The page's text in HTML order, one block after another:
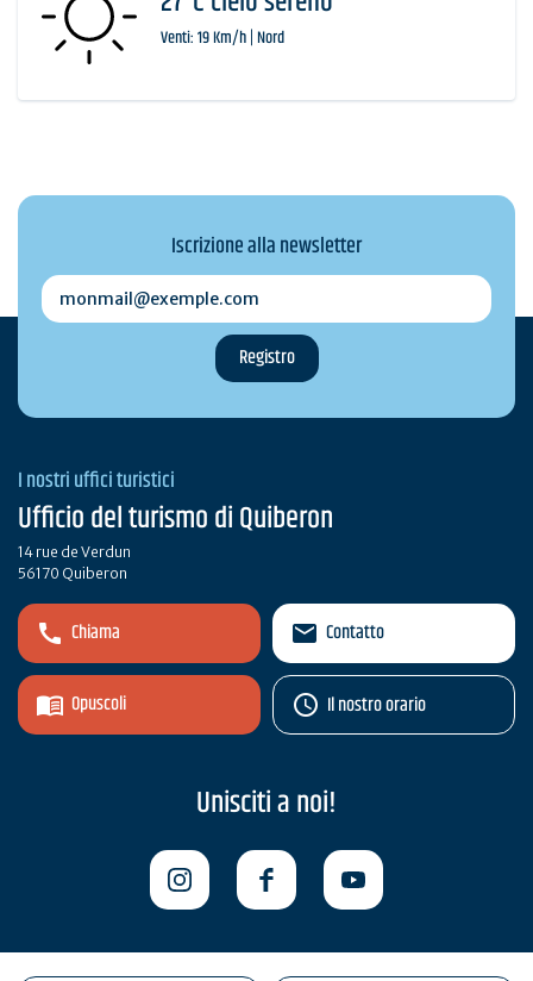
Venti: 19 Km/h | Nord
Iscrizione alla newsletter
monmail@exemple.com
I nostri uffici turistici
Ufficio del turismo di Quiberon
14 rue de Verdun
56170 Quiberon
Chiama
Opuscoli
Contatto
Il nostro orario
Unisciti a noi!